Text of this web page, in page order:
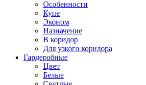
Особенности
Купе
Эконом
Назначение
В коридор
Для узкого коридора
Гардеробные
Цвет
Белые